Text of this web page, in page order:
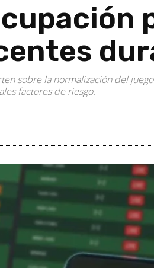
sobre la normalización del
factores de riesgo.